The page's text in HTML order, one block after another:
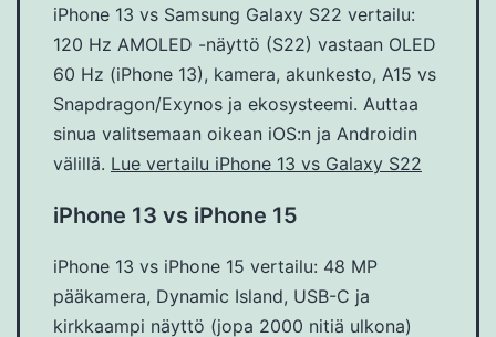
iPhone 13 vs Samsung Galaxy S22 vertailu:
120 Hz AMOLED -näyttö (S22) vastaan OLED
60 Hz (iPhone 13), kamera, akunkesto, A15 vs
Snapdragon/Exynos ja ekosysteemi. Auttaa
sinua valitsemaan oikean iOS:n ja Androidin
välillä. Lue vertailu iPhone 13 vs Galaxy S22
iPhone 13 vs iPhone 15
iPhone 13 vs iPhone 15 vertailu: 48 MP
pääkamera, Dynamic Island, USB-C ja
kirkkaampi näyttö (jopa 2000 nitiä ulkona)